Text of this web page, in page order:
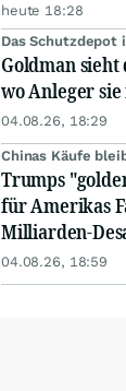
heute 18:28
Das
Goldman sieht
wo Anleger
04.08.26, 18:29
Chinas Käufe
Trumps
für Amerikas
Milliarden-
04.08.26, 18:59